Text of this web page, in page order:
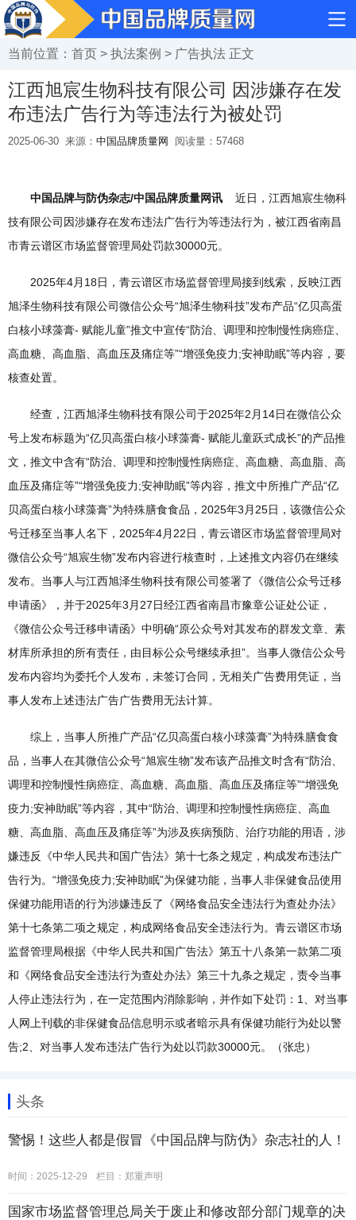
当前位置： 首页 > 执法案例 > 广告执法 正文
江西旭宸生物科技有限公司 因涉嫌存在发
布违法广告行为等违法行为被处罚
2025-06-30 来源： 中国品牌质量网 阅读量： 57468
中国品牌与防伪杂志/中国品牌质量网讯
近日，江西旭宸生物科
技有限公司因涉嫌存在发布违法广告行为等违法行为，被江西省南昌
市青云谱区市场监督管理局处罚款30000元。
2025年4月18日，青云谱区市场监督管理局接到线索，反映江西
旭泽生物科技有限公司微信公众号“旭泽生物科技”发布产品“亿贝高蛋
白核小球藻膏- 赋能儿童”推文中宣传“防治、调理和控制慢性病癌症、
高血糖、高血脂、高血压及痛症等”“增强免疫力;安神助眠”等内容，要
核查处置。
经查，江西旭泽生物科技有限公司于2025年2月14日在微信公众
号上发布标题为“亿贝高蛋白核小球藻膏- 赋能儿童跃式成长”的产品推
文，推文中含有“防治、调理和控制慢性病癌症、高血糖、高血脂、高
血压及痛症等”“增强免疫力;安神助眠”等内容，推文中所推广产品“亿
贝高蛋白核小球藻膏”为特殊膳食食品，2025年3月25日，该微信公众
号迁移至当事人名下，2025年4月22日，青云谱区市场监督管理局对
微信公众号“旭宸生物”发布内容进行核查时，上述推文内容仍在继续
发布。当事人与江西旭泽生物科技有限公司签署了《微信公众号迁移
申请函》，并于2025年3月27日经江西省南昌市豫章公证处公证，
《微信公众号迁移申请函》中明确“原公众号对其发布的群发文章、素
材库所承担的所有责任，由目标公众号继续承担”。当事人微信公众号
发布内容均为委托个人发布，未签订合同，无相关广告费用凭证，当
事人发布上述违法广告广告费用无法计算。
综上，当事人所推广产品“亿贝高蛋白核小球藻膏”为特殊膳食食
品，当事人在其微信公众号“旭宸生物”发布该产品推文时含有“防治、
调理和控制慢性病癌症、高血糖、高血脂、高血压及痛症等”“增强免
疫力;安神助眠”等内容，其中“防治、调理和控制慢性病癌症、高血
糖、高血脂、高血压及痛症等”为涉及疾病预防、治疗功能的用语，涉
嫌违反《中华人民共和国广告法》第十七条之规定，构成发布违法广
告行为。“增强免疫力;安神助眠”为保健功能，当事人非保健食品使用
保健功能用语的行为涉嫌违反了《网络食品安全违法行为查处办法》
第十七条第二项之规定，构成网络食品安全违法行为。青云谱区市场
监督管理局根据《中华人民共和国广告法》第五十八条第一款第二项
和《网络食品安全违法行为查处办法》第三十九条之规定，责令当事
人停止违法行为，在一定范围内消除影响，并作如下处罚：1、对当事
人网上刊载的非保健食品信息明示或者暗示具有保健功能行为处以警
告;2、对当事人发布违法广告行为处以罚款30000元。（张忠）
头条
警惕！这些人都是假冒《中国品牌与防伪》杂志社的人！
时间：2025-12-29 栏目： 郑重声明
国家市场监督管理总局关于废止和修改部分部门规章的决